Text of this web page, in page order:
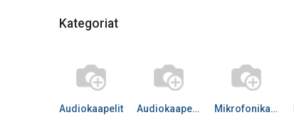
Kategoriat
Audiokaapelit Audiokaapelit DIGI Mikrofonikaapelit